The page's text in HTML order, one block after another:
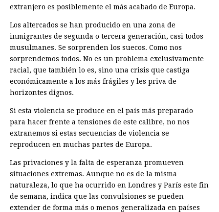
extranjero es posiblemente el más acabado de Europa.
Los altercados se han producido en una zona de
inmigrantes de segunda o tercera generación, casi todos
musulmanes. Se sorprenden los suecos. Como nos
sorprendemos todos. No es un problema exclusivamente
racial, que también lo es, sino una crisis que castiga
económicamente a los más frágiles y les priva de
horizontes dignos.
Si esta violencia se produce en el país más preparado
para hacer frente a tensiones de este calibre, no nos
extrañemos si estas secuencias de violencia se
reproducen en muchas partes de Europa.
Las privaciones y la falta de esperanza promueven
situaciones extremas. Aunque no es de la misma
naturaleza, lo que ha ocurrido en Londres y París este fin
de semana, indica que las convulsiones se pueden
extender de forma más o menos generalizada en países